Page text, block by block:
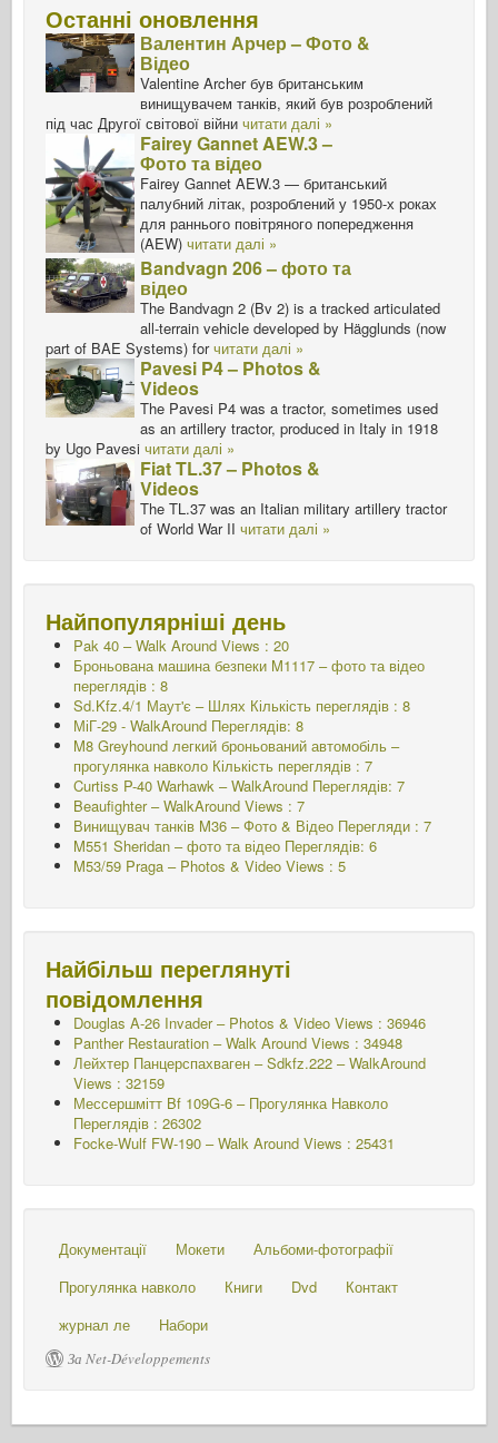
Останні оновлення
Валентин Арчер – Фото &
Відео
Valentine Archer був британським
винищувачем танків, який був розроблений
під час Другої світової війни читати далі »
Fairey Gannet AEW.3 –
Фото та відео
Fairey Gannet AEW.3 — британський
палубний літак, розроблений у 1950-х роках
для раннього повітряного попередження
(AEW) читати далі »
Bandvagn 206 – фото та
відео
The Bandvagn 2 (Bv 2) is a tracked articulated
all-terrain vehicle developed by Hägglunds (now
part of BAE Systems) for читати далі »
Pavesi P4 – Photos &
Videos
The Pavesi P4 was a tractor, sometimes used
as an artillery tractor, produced in Italy in 1918
by Ugo Pavesi читати далі »
Fiat TL.37 – Photos &
Videos
The TL.37 was an Italian military artillery tractor
of World War II читати далі »
Найпопулярніші день
Pak 40 – Walk Around Views : 20
Броньована машина безпеки M1117 – фото та відео
переглядів : 8
Sd.Kfz.4/1 Маут'є – Шлях Кількість переглядів : 8
МіГ-29 - WalkAround Переглядів: 8
M8 Greyhound легкий броньований автомобіль –
прогулянка навколо Кількість переглядів : 7
Curtiss P-40 Warhawk – WalkAround Переглядів: 7
Beaufighter – WalkAround Views : 7
Винищувач танків M36 – Фото & Відео Перегляди : 7
M551 Sheridan – фото та відео Переглядів: 6
M53/59 Praga – Photos & Video Views : 5
Найбільш переглянуті
повідомлення
Douglas A-26 Invader – Photos & Video Views : 36946
Panther Restauration – Walk Around Views : 34948
Лейхтер Панцерспахваген – Sdkfz.222 – WalkAround
Views : 32159
Мессершмітт Bf 109G-6 – Прогулянка Навколо
Переглядів : 26302
Focke-Wulf FW-190 – Walk Around Views : 25431
Документації Мокети
Альбоми-фотографії
Прогулянка навколо
Книги Dvd
Контакт
журнал ле
Набори
За Net-Développements